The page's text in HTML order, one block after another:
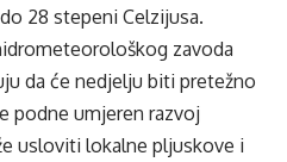
28 stepeni Celzijusa.
zavoda
da će nedjelju biti pretežno
podne umjeren razvoj
usloviti lokalne pljuskove i